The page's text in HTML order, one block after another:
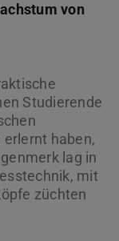
von
Studierende
haben,
lag in
mit
züchten